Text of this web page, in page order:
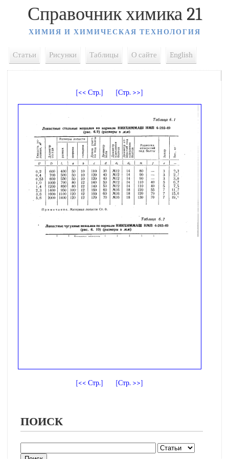
Справочник химика 21
ХИМИЯ И ХИМИЧЕСКАЯ ТЕХНОЛОГИЯ
Статьи Рисунки Таблицы О сайте English
[<< Стр.] [Стр. >>]
[<< Стр.] [Стр. >>]
ПОИСК